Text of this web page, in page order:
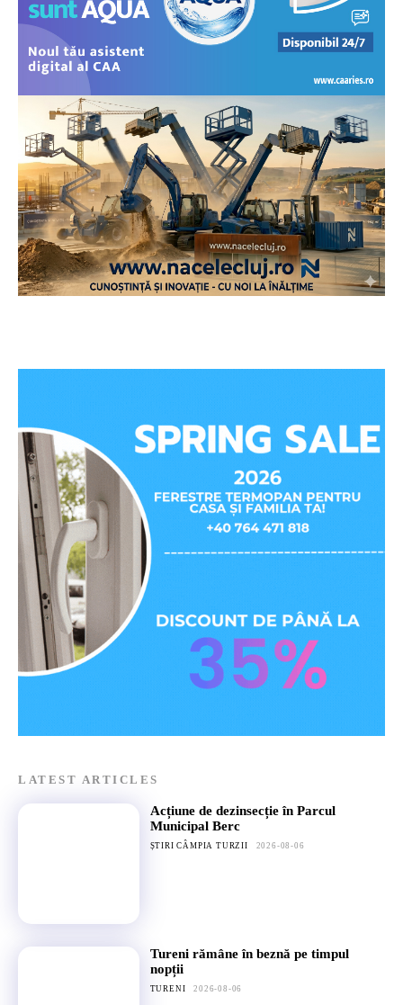
LATEST ARTICLES
Acțiune de dezinsecție în Parcul
Municipal Berc
ȘTIRI CÂMPIA TURZII 2026-08-06
Tureni rămâne în beznă pe timpul
nopții
TURENI 2026-08-06